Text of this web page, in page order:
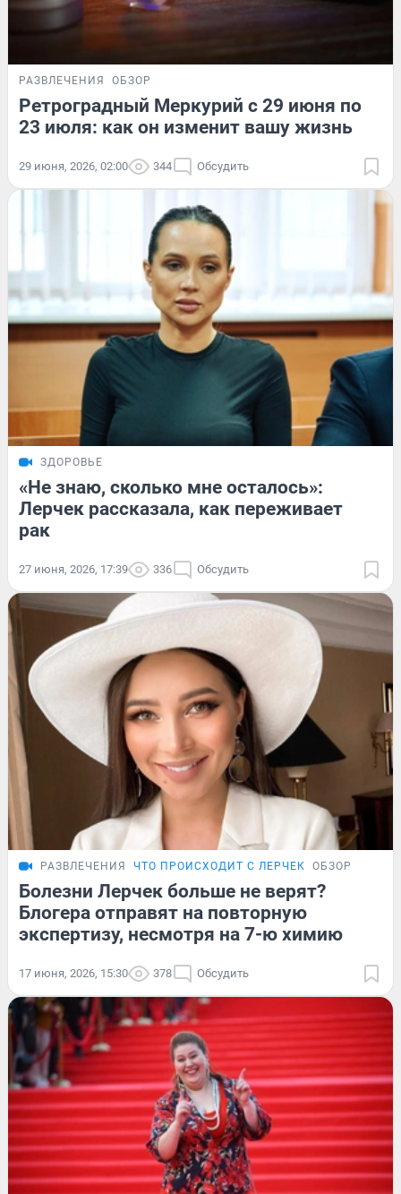
РАЗВЛЕЧЕНИЯ ОБЗОР
Ретроградный Меркурий с 29 июня по
23 июля: как он изменит вашу жизнь
29 июня, 2026, 02:00 344 Обсудить
ЗДОРОВЬЕ
«Не знаю, сколько мне осталось»:
Лерчек рассказала, как переживает
рак
27 июня, 2026, 17:39 336 Обсудить
РАЗВЛЕЧЕНИЯ ЧТО ПРОИСХОДИТ С ЛЕРЧЕК ОБЗОР
Болезни Лерчек больше не верят?
Блогера отправят на повторную
экспертизу, несмотря на 7-ю химию
17 июня, 2026, 15:30 378 Обсудить